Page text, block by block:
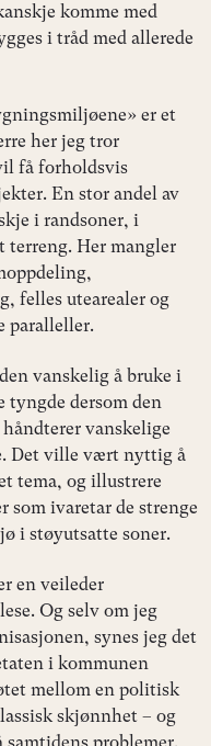
komme med
i tråd med allerede
er et
her jeg tror
få forholdsvis
En stor andel av
i randsoner, i
terreng. Her mangler
felles utearealer og
paralleller.
vanskelig å bruke i
tyngde dersom den
vanskelige
Det ville vært nyttig å
tema, og illustrere
som ivaretar de strenge
i støyutsatte soner.
en veileder
Og selv om jeg
synes jeg det
i kommunen
mellom en politisk
skjønnhet – og
problemer.